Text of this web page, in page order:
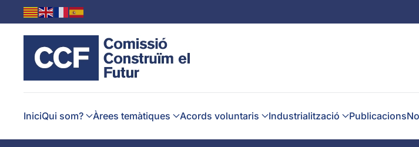
Skip to main content
IniciQui som? Àrees temàtiques Acords voluntaris Industrialització Publicacions